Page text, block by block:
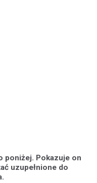
poniżej. Pokazuje on
uzupełnione do